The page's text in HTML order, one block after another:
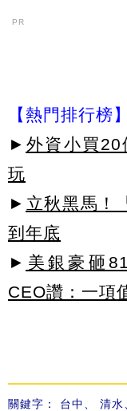
PR
【熱門排行榜】
► 外資小買20
玩
► 立秋黑馬！
到年底
► 美銀豪砸
CEO讚：一項
關鍵字： 台中 清水